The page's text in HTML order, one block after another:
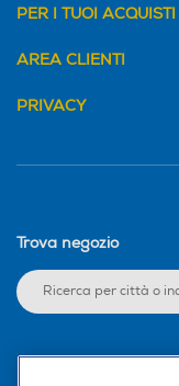
PER I TUOI ACQUISTI
AREA CLIENTI
PRIVACY
Trova negozio